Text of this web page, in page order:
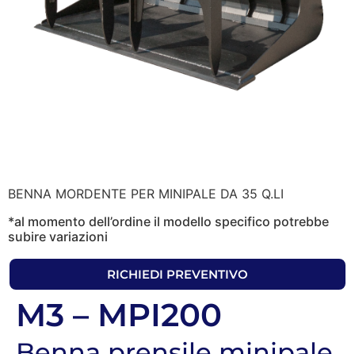
BENNA MORDENTE PER MINIPALE DA 35 Q.LI
*al momento dell’ordine il modello specifico potrebbe
subire variazioni
RICHIEDI PREVENTIVO
M3 – MPI200